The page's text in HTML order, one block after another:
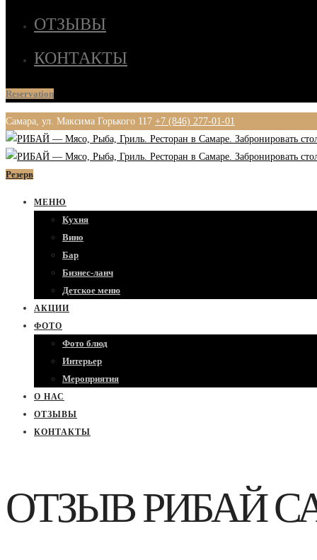
ОТЗЫВЫ
КОНТАКТЫ
Reservation
Самара, ул. Максима Горького 117 +7 (846) 277-01-01
Резерв
МЕНЮ
Кухня
Вино
Бар
Бизнес-ланч
Детское меню
АКЦИИ
ФОТО
Фото блюд
Интерьер
Мероприятия
О НАС
ОТЗЫВЫ
КОНТАКТЫ
ОТЗЫВ РИБАЙ